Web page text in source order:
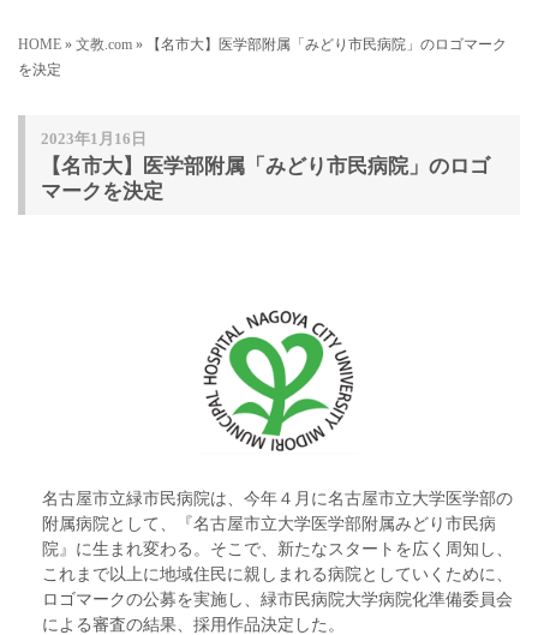
HOME » 文教.com » 【名市大】医学部附属「みどり市民病院」のロゴマーク
を決定
2023年1月16日
【名市大】医学部附属「みどり市民病院」のロゴ
マークを決定
名古屋市立緑市民病院は、今年４月に名古屋市立大学医学部の
附属病院として、『名古屋市立大学医学部附属みどり市民病
院』に生まれ変わる。そこで、新たなスタートを広く周知し、
これまで以上に地域住民に親しまれる病院としていくために、
ロゴマークの公募を実施し、緑市民病院大学病院化準備委員会
による審査の結果、採用作品決定した。